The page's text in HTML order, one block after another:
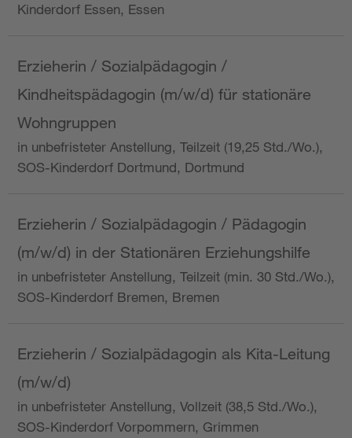
Kinderdorf Essen, Essen
Erzieherin / Sozialpädagogin /
Kindheitspädagogin (m/w/d) für stationäre
Wohngruppen
in unbefristeter Anstellung, Teilzeit (19,25 Std./Wo.),
SOS-Kinderdorf Dortmund, Dortmund
Erzieherin / Sozialpädagogin / Pädagogin
(m/w/d) in der Stationären Erziehungshilfe
in unbefristeter Anstellung, Teilzeit (min. 30 Std./Wo.),
SOS-Kinderdorf Bremen, Bremen
Erzieherin / Sozialpädagogin als Kita-Leitung
(m/w/d)
in unbefristeter Anstellung, Vollzeit (38,5 Std./Wo.),
SOS-Kinderdorf Vorpommern, Grimmen